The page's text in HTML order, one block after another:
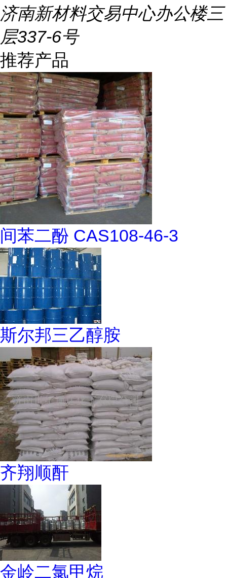
济南新材料交易中心办公楼三
层337-6号
推荐产品
间苯二酚 CAS108-46-3
斯尔邦三乙醇胺
齐翔顺酐
金岭二氯甲烷